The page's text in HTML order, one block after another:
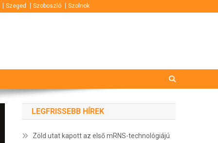
Szeged Szoboszló Szolnok
LEGFRISSEBB HÍREK
Zöld utat kapott az első mRNS-technológiájú